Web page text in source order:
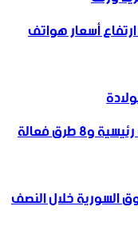
أسعار هواتف
لماذا أصبح هاتفك بطيئًا؟ 6 أسباب رئيسية و8 طرق فعالة
السورية خلال النصف